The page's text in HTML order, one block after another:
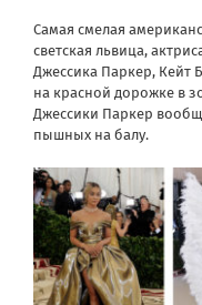
Самая смелая
светская львица,
Джессика Паркер, Кейт
на красной дорожке в
Джессики Паркер
пышных на балу.